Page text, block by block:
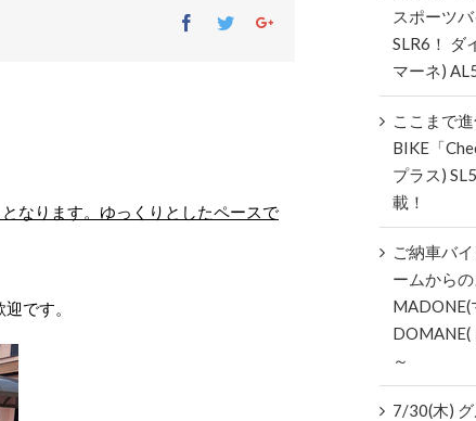
Facebook
TwitterGoogle+
なります。 ゆっくりとしたペースで
です。
スポーツ
SLR6！ ダ
マーネ)
ここまで
BIKE「
プラス)
載！
ご納車バ
ームから
MADONE(
DOMANE(
～
7/30(木)